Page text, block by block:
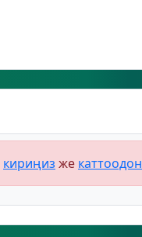
кириңиз же каттоодон